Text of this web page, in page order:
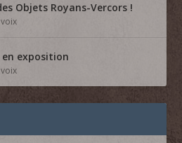
Objets Royans-Vercors !
en exposition